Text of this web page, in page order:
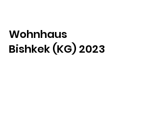
Wohnhaus
Bishkek (KG) 2023